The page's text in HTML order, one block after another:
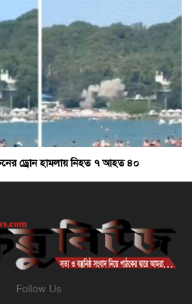
ড্রোন হামলায় নিহত ৭ আহত ৪০
Follow Us